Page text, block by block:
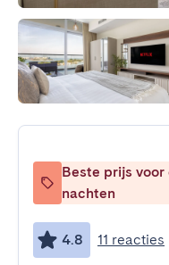
Beste prijs voor
nachten
4.8 11 reacties